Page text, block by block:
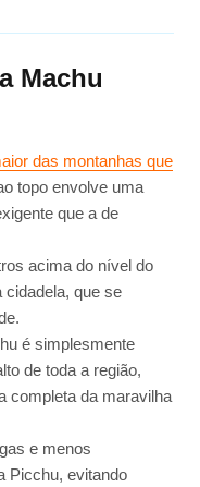
Machu
das montanhas que
topo envolve uma
que a de
acima do nível do
que se
é simplesmente
de toda a região,
completa da maravilha
e menos
Picchu, evitando